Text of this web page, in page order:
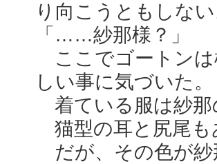
り向こうともしな
「……紗那様？」
ここでゴートンは
しい事に気づいた。
着ている服は紗那
猫型の耳と尻尾も
だが、その色が紗